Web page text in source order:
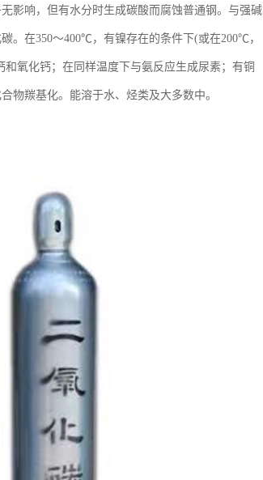
影响，但有水分时生成碳酸而腐蚀普通钢。与强碱
。在350～400℃，有镍存在的条件下(或在200℃，
氧化钙；在同样温度下与氨反应生成尿素；有铜
物羰基化。能溶于水、烃类及大多数中。